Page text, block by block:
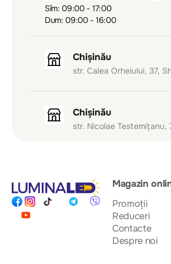
Sîm: 09:00 - 17:00
Dum: 09:00 - 16:00
Chișinău
str. Calea Orheiului, 37,
Chișinău
str. Nicolae Testemițanu,
Magazin
Promoții
Reduceri
Contacte
Despre noi